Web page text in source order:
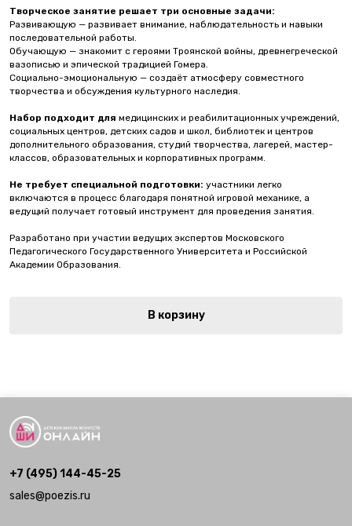
Творческое занятие решает три основные задачи:
Развивающую — развивает внимание, наблюдательность и навыки
последовательной работы.
Обучающую — знакомит с героями Троянской войны, древнегреческой
вазописью и эпической традицией Гомера.
Социально-эмоциональную — создаёт атмосферу совместного
творчества и обсуждения культурного наследия.
Набор подходит для медицинских и реабилитационных учреждений,
социальных центров, детских садов и школ, библиотек и центров
дополнительного образования, студий творчества, лагерей, мастер-
классов, образовательных и корпоративных программ.
Не требует специальной подготовки: участники легко
включаются в процесс благодаря понятной игровой механике, а
ведущий получает готовый инструмент для проведения занятия.
Разработано при участии ведущих экспертов Московского
Педагогического Государственного Университета и Российской
Академии Образования.
В корзину
+7 (495) 144-45-25
sales@poezis.ru